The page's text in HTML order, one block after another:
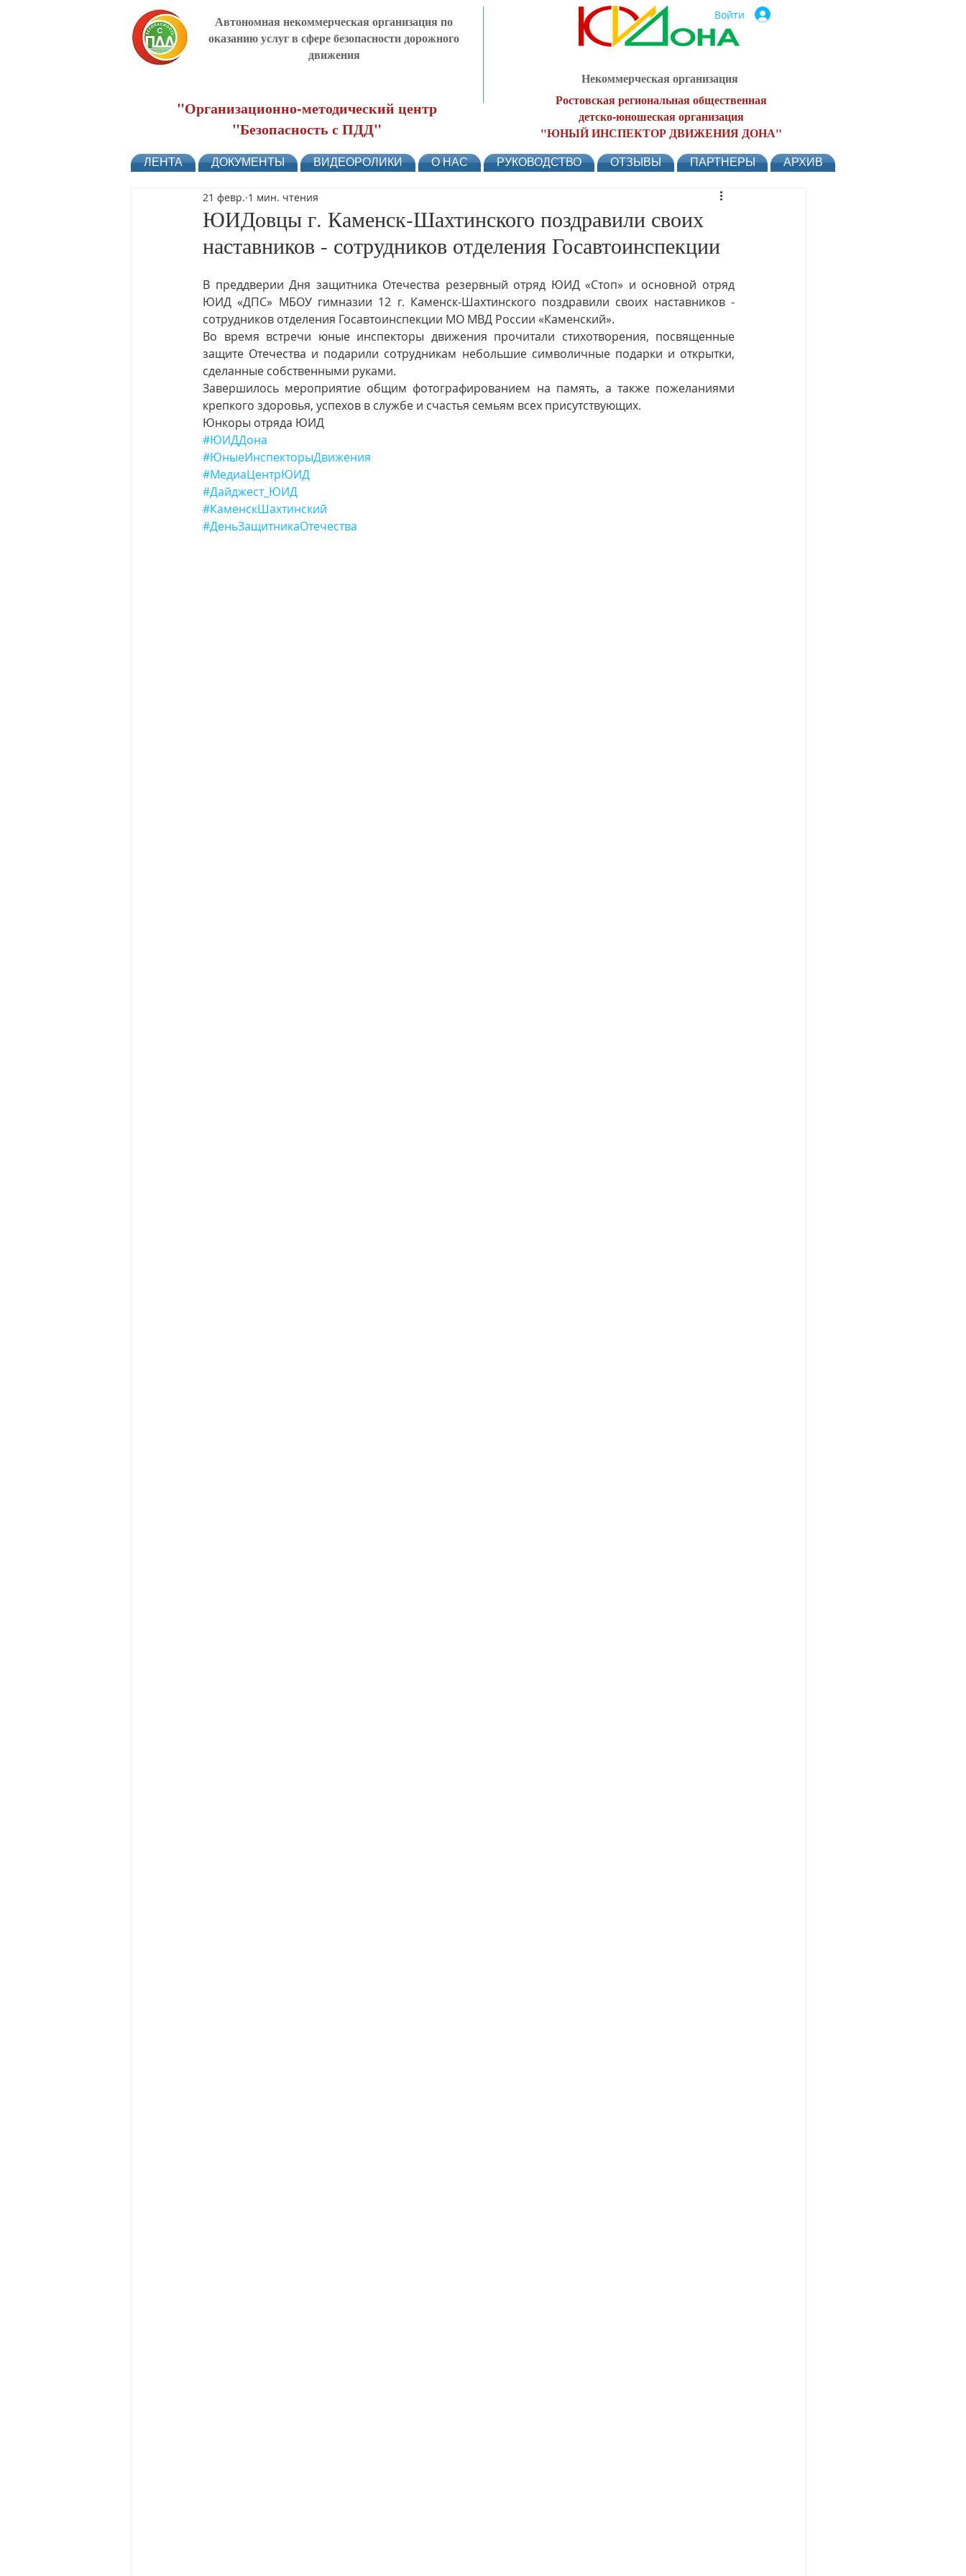
Автономная некоммерческая организация по
оказанию услуг в сфере безопасности дорожного
движения
"Организационно-методический центр
"Безопасность с ПДД"
Войти
Некоммерческая организация
Ростовская региональная общественная
детско-юношеская организация
"ЮНЫЙ ИНСПЕКТОР ДВИЖЕНИЯ ДОНА"
ЛЕНТА ДОКУМЕНТЫ ВИДЕОРОЛИКИ О НАС РУКОВОДСТВО ОТЗЫВЫ ПАРТНЕРЫ АРХИВ
ЮИДовцы г. Каменск-Шахтинского поздравили своих
наставников - сотрудников отделения Госавтоинспекции
21 февр. 1 мин. чтения
В преддверии Дня защитника Отечества резервный отряд ЮИД «Стоп» и основной отряд
ЮИД «ДПС» МБОУ гимназии 12 г. Каменск-Шахтинского поздравили своих наставников -
сотрудников отделения Госавтоинспекции МО МВД России «Каменский».
Во время встречи юные инспекторы движения прочитали стихотворения, посвященные
защите Отечества и подарили сотрудникам небольшие символичные подарки и открытки,
сделанные собственными руками.
Завершилось мероприятие общим фотографированием на память, а также пожеланиями
крепкого здоровья, успехов в службе и счастья семьям всех присутствующих.
Юнкоры отряда ЮИД
#ЮИДДона
#ЮныеИнспекторыДвижения
#МедиаЦентрЮИД
#Дайджест_ЮИД
#КаменскШахтинский
#ДеньЗащитникаОтечества